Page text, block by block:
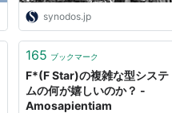
synodos.jp
165 ブックマーク
F*(F Star)の複雑な型システ
ムの何が嬉しいのか？ -
Amosapientiam